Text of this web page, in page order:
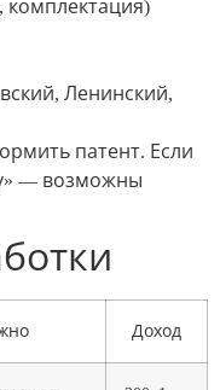
комплектация)
Ленинский,
патент. Если
— возможны
Доход